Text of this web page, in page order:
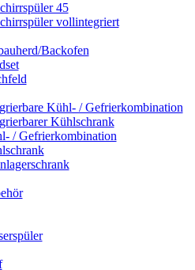
45
vollintegriert
Backofen
Kühl- / Gefrierkombination
Kühlschrank
/ Gefrierkombination